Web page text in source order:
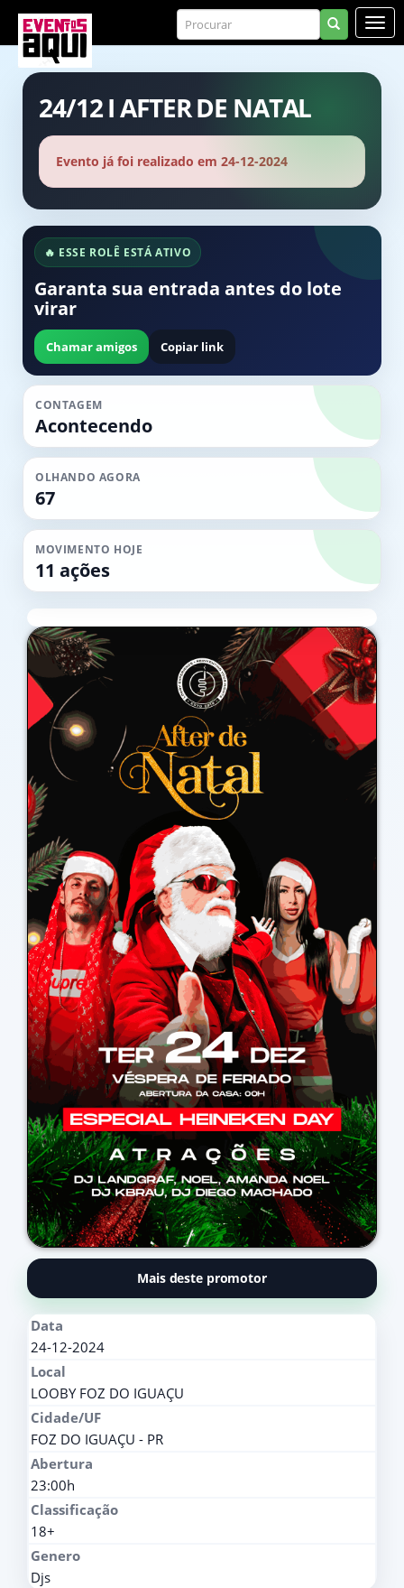
24/12 I AFTER DE NATAL
Evento já foi realizado em 24-12-2024
🔥 ESSE ROLÊ ESTÁ ATIVO
Garanta sua entrada antes do lote
virar
Chamar amigos Copiar link
CONTAGEM
Acontecendo
OLHANDO AGORA
67
MOVIMENTO HOJE
11 ações
Mais deste promotor
Data
24-12-2024
Local
LOOBY FOZ DO IGUAÇU
Cidade/UF
FOZ DO IGUAÇU - PR
Abertura
23:00h
Classificação
18+
Genero
Djs